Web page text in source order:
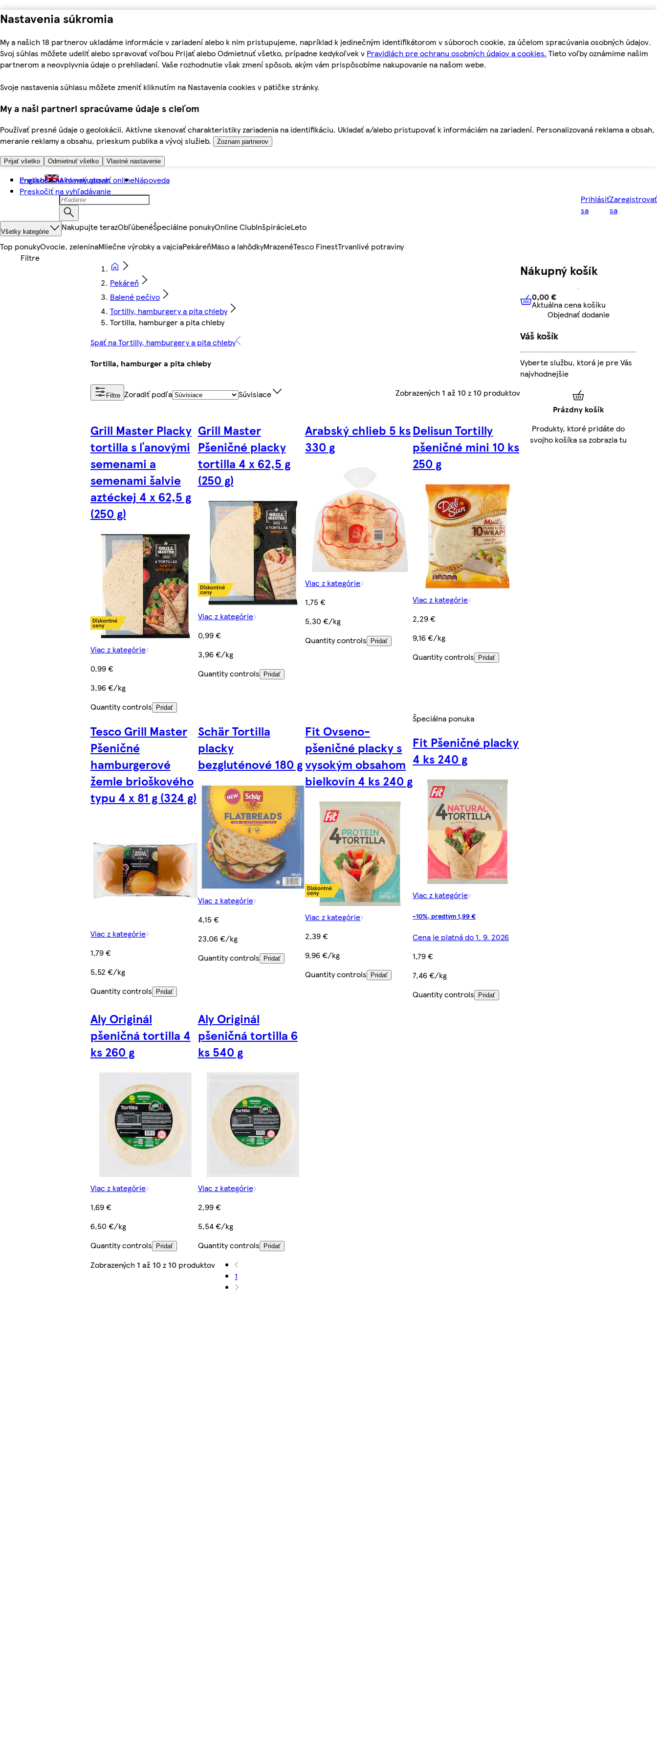
Nastavenia súkromia
My a našich 18 partnerov ukladáme informácie v zariadení alebo k nim pristupujeme, napríklad k jedinečným identifikátorom v súboroch cookie, za účelom spracúvania osobných údajov.
Svoj súhlas môžete udeliť alebo spravovať voľbou Prijať alebo Odmietnuť všetko, prípadne kedykoľvek v Pravidlách pre ochranu osobných údajov a cookies. Tieto voľby oznámime našim
partnerom a neovplyvnia údaje o prehliadaní. Vaše rozhodnutie však zmení spôsob, akým vám prispôsobíme nakupovanie na našom webe.
Svoje nastavenia súhlasu môžete zmeniť kliknutím na Nastavenia cookies v pätičke stránky.
My a naši partneri spracúvame údaje s cieľom
Používať presné údaje o geolokácii. Aktívne skenovať charakteristiky zariadenia na identifikáciu. Ukladať a/alebo pristupovať k informáciám na zariadení. Personalizovaná reklama a obsah,
meranie reklamy a obsahu, prieskum publika a vývoj služieb.
Zoznam partnerov
Prijať všetko Odmietnuť všetko Vlastné nastavenie
Preskočiť na hlavný obsah
Preskočiť na vyhľadávanie
English Ako nakupovať onlineNápoveda
Prihlásiť
sa
Zaregistrovať
sa
Všetky kategórie Nakupujte terazObľúbenéŠpeciálne ponukyOnline ClubInšpirácieLeto
Top ponukyOvocie, zeleninaMliečne výrobky a vajciaPekáreňMäso a lahôdkyMrazenéTesco FinestTrvanlivé potraviny
Pekáreň
Balené pečivo
Tortilly, hamburgery a pita chleby
Tortilla, hamburger a pita chleby
Späť na Tortilly, hamburgery a pita chleby
Tortilla, hamburger a pita chleby
Filtre Zoradiť podľa Súvisiace Zobrazených 1 až 10z 10 produktov
Grill Master Placky
tortilla s ľanovými
semenami a
semenami šalvie
aztéckej 4 x 62,5 g
(250 g)
Viac z kategórie
0,99 €
3,96 €/kg
Quantity controls
Pridať
Grill Master
Pšeničné placky
tortilla 4 x 62,5 g
(250 g)
Viac z kategórie
0,99 €
3,96 €/kg
Quantity controls
Pridať
Arabský chlieb 5 ks
330 g
Viac z kategórie
1,75 €
5,30 €/kg
Quantity controls
Pridať
Delisun Tortilly
pšeničné mini 10 ks
250 g
Viac z kategórie
2,29 €
9,16 €/kg
Quantity controls
Pridať
Tesco Grill Master
Pšeničné
hamburgerové
žemle brioškového
typu 4 x 81 g (324 g)
Viac z kategórie
1,79 €
5,52 €/kg
Quantity controls
Pridať
Schär Tortilla
placky
bezgluténové 180 g
Viac z kategórie
4,15 €
23,06 €/kg
Quantity controls
Pridať
Fit Ovseno-
pšeničné placky s
vysokým obsahom
bielkovín 4 ks 240 g
Viac z kategórie
2,39 €
9,96 €/kg
Quantity controls
Pridať
Špeciálna ponuka
Fit Pšeničné placky
4 ks 240 g
Viac z kategórie
-10%, predtým 1,99 €
Cena je platná do 1. 9. 2026
1,79 €
7,46 €/kg
Quantity controls
Pridať
Aly Originál
pšeničná tortilla 4
ks 260 g
Viac z kategórie
1,69 €
6,50 €/kg
Quantity controls
Pridať
Aly Originál
pšeničná tortilla 6
ks 540 g
Viac z kategórie
2,99 €
5,54 €/kg
Quantity controls
Pridať
Zobrazených 1 až 10z 10produktov
1
Nákupný košík
0,00 € Aktuálna cena košíku
0,00 €
Aktuálna cena košíku
Objednať dodanie
Váš košík
Vyberte službu, ktorá je pre Vás
najvhodnejšie
Prázdny košík
Produkty, ktoré pridáte do
svojho košíka sa zobrazia tu